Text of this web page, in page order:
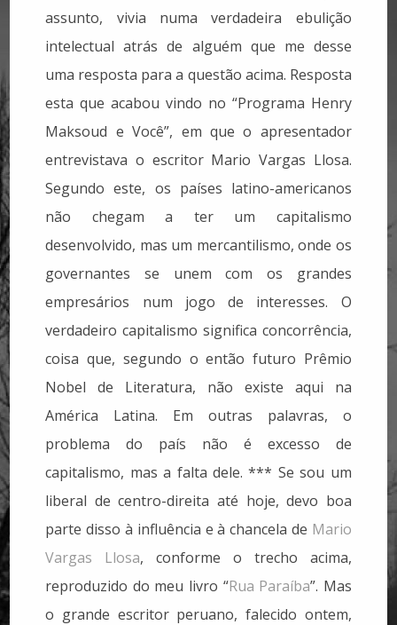
assunto, vivia numa verdadeira ebulição
intelectual atrás de alguém que me desse
uma resposta para a questão acima. Resposta
esta que acabou vindo no “Programa Henry
Maksoud e Você”, em que o apresentador
entrevistava o escritor Mario Vargas Llosa.
Segundo este, os países latino-americanos
não chegam a ter um capitalismo
desenvolvido, mas um mercantilismo, onde os
governantes se unem com os grandes
empresários num jogo de interesses. O
verdadeiro capitalismo significa concorrência,
coisa que, segundo o então futuro Prêmio
Nobel de Literatura, não existe aqui na
América Latina. Em outras palavras, o
problema do país não é excesso de
capitalismo, mas a falta dele. *** Se sou um
liberal de centro-direita até hoje, devo boa
parte disso à influência e à chancela de Mario
Vargas Llosa, conforme o trecho acima,
reproduzido do meu livro “Rua Paraíba”. Mas
o grande escritor peruano, falecido ontem,